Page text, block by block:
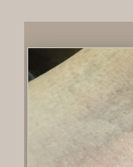
WARNING :
FFSET ON
ME/
M/
HEMES/